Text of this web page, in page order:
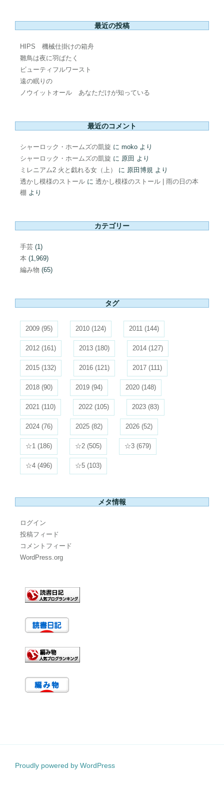
最近の投稿
HIPS 機械仕掛けの箱舟
雛鳥は夜に羽ばたく
ビューティフルワースト
遠の眠りの
ノウイットオール あなただけが知っている
最近のコメント
シャーロック・ホームズの凱旋 に moko より
シャーロック・ホームズの凱旋 に 原田 より
ミレニアム2 火と戯れる女（上）
に 原田博規 より
透かし模様のストール に 透かし模様のストール | 雨の日の本
棚 より
カテゴリー
手芸 (1)
本 (1,969)
編み物 (65)
タグ
2009 (95) 2010 (124) 2011 (144)
2012 (161) 2013 (180) 2014 (127)
2015 (132) 2016 (121) 2017 (111)
2018 (90) 2019 (94) 2020 (148)
2021 (110) 2022 (105) 2023 (83)
2024 (76) 2025 (82) 2026 (52)
☆1 (186) ☆2 (505) ☆3 (679)
☆4 (496) ☆5 (103)
メタ情報
ログイン
投稿フィード
コメントフィード
WordPress.org
Proudly powered by WordPress